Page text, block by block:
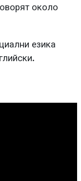
около
езика